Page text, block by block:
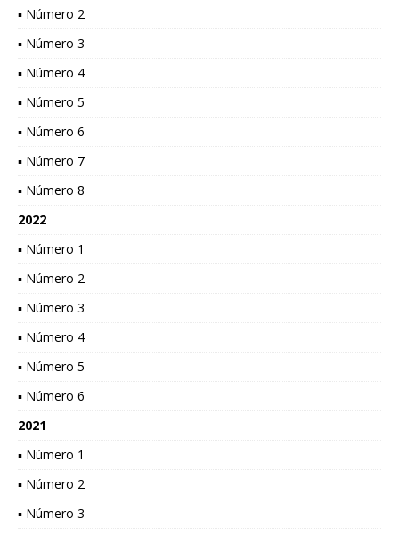
▪ Número 2
▪ Número 3
▪ Número 4
▪ Número 5
▪ Número 6
▪ Número 7
▪ Número 8
2022
▪ Número 1
▪ Número 2
▪ Número 3
▪ Número 4
▪ Número 5
▪ Número 6
2021
▪ Número 1
▪ Número 2
▪ Número 3